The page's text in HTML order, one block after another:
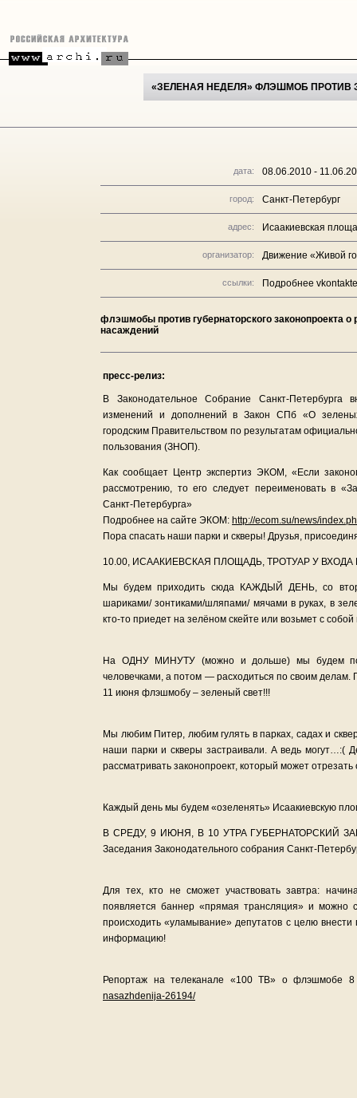
«ЗЕЛЕНАЯ НЕДЕЛЯ» ФЛЭШМОБ ПРОТИВ
дата: 08.06.2010 -
город: Санкт-Петербург
адрес: Исаакиевская
организатор: Движение «Живой
ссылки: Подробнее
флэшмобы против губернаторского законопроекта
насаждений
пресс-релиз:
В Законодательное Собрание Санкт-
изменений и дополнений в Закон СПб «О
городским Правительством по результатам
пользования (ЗНОП).
Как сообщает Центр экспертиз ЭКОМ, «Если
рассмотрению, то его следует переименовать в
Санкт-Петербурга»
Подробнее на сайте ЭКОМ: http://ecom.su/news/
Пора спасать наши парки и скверы! Друзья,
10.00, ИСААКИЕВСКАЯ ПЛОЩАДЬ, ТРОТУАР У
Мы будем приходить сюда КАЖДЫЙ ДЕНЬ, со
шариками/ зонтиками/шляпами/ мячами в руках, в
кто-то приедет на зелёном скейте или возьмет с
На ОДНУ МИНУТУ (можно и дольше) мы будем
человечками, а потом — расходиться по своим
11 июня флэшмобу – зеленый свет!!!
Мы любим Питер, любим гулять в парках, садах и
наши парки и скверы застраивали. А ведь могут…:(
рассматривать законопроект, который может отрезать
Каждый день мы будем «озеленять» Исаакиевскую
В СРЕДУ, 9 ИЮНЯ, В 10 УТРА ГУБЕРНАТОРСКИЙ
Заседания Законодательного собрания Санкт-
Для тех, кто не сможет участвовать завтра:
появляется баннер «прямая трансляция» и можно
происходить «уламывание» депутатов с целю внести
информацию!
Репортаж на телеканале «100 ТВ» о флэшмобе
nasazhdenija-26194/